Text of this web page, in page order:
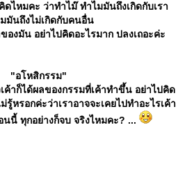
ดไหมคะ ว่าทำไม๊ ทำไมมันถึงเกิดกับเรา
มันถึงไม่เกิดกับคนอื่น
องมัน อย่าไปคิดอะไรมาก ปลงเถอะค่ะ
"อโหสิกรรม"
ค้าก็ได้ผลของกรรมที่เค้าทำขึ้น อย่าไปคิด
หรอกค่ะว่าเราอาจจะเคยไปทำอะไรเค้า
นนี้ ทุกอย่างก็จบ จริงไหมคะ? ...